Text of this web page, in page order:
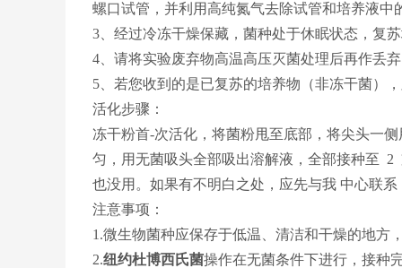
螺口试管，并利用高纯氮气去除试管和培养液中
3、经过冷冻干燥保藏，菌种处于休眠状态，复
4、请将实验废弃物高温高压灭菌处理后再作丢
5、若您收到的是已复苏的培养物（非冻干菌）
活化步骤：
冻干粉首-次活化，将菌粉甩至底部，将尖头一
匀，用无菌吸头全部吸出溶解液，全部接种至
也没用。如果有不明白之处，应先与我 中心联
注意事项：
1.微生物菌种应保存于低温、清洁和干燥的地方
2.纽约杜博西氏菌操作在无菌条件下进行，接种